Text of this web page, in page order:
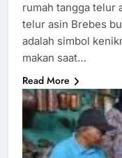
rumah tangga telur
telur asin Brebes
adalah simbol
makan saat…
Read More